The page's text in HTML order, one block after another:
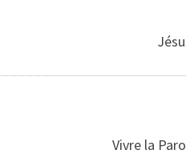
Vivre la